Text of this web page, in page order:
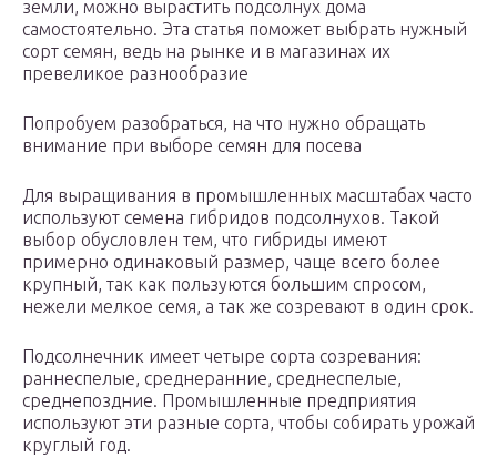
земли, можно вырастить подсолнух дома
самостоятельно. Эта статья поможет выбрать нужный
сорт семян, ведь на рынке и в магазинах их
превеликое разнообразие
Попробуем разобраться, на что нужно обращать
внимание при выборе семян для посева
Для выращивания в промышленных масштабах часто
используют семена гибридов подсолнухов. Такой
выбор обусловлен тем, что гибриды имеют
примерно одинаковый размер, чаще всего более
крупный, так как пользуются большим спросом,
нежели мелкое семя, а так же созревают в один срок.
Подсолнечник имеет четыре сорта созревания:
раннеспелые, среднеранние, среднеспелые,
среднепоздние. Промышленные предприятия
используют эти разные сорта, чтобы собирать урожай
круглый год.